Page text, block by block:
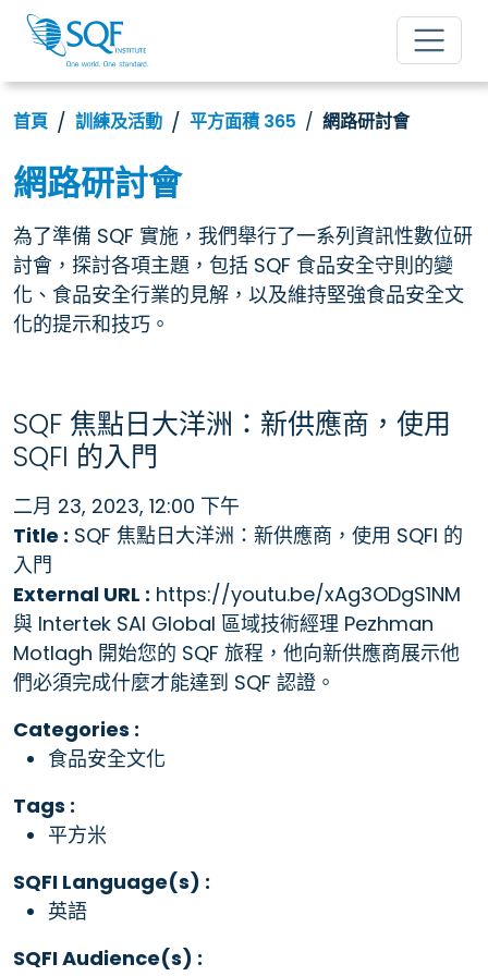
首頁 訓練及活動 平方面積 365 網路研討會
網路研討會
為了準備 SQF 實施，我們舉行了一系列資訊性數位研
討會，探討各項主題，包括 SQF 食品安全守則的變
化、食品安全行業的見解，以及維持堅強食品安全文
化的提示和技巧。
SQF 焦點日大洋洲：新供應商，使用
SQFI 的入門
二月 23, 2023, 12:00 下午
Title : SQF 焦點日大洋洲：新供應商，使用 SQFI 的
入門
External URL : https://youtu.be/xAg3ODgS1NM
與 Intertek SAI Global 區域技術經理 Pezhman
Motlagh 開始您的 SQF 旅程，他向新供應商展示他
們必須完成什麼才能達到 SQF 認證。
Categories :
食品安全文化
Tags :
平方米
SQFI Language(s) :
英語
SQFI Audience(s) :